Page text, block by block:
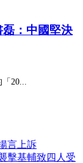
：中國堅決
20...
言上訴
擊基輔致四人受